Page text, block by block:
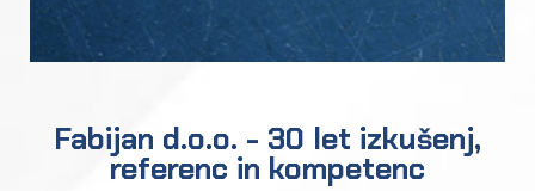
Fabijan d.o.o. - 30 let izkušenj,
referenc in kompetenc